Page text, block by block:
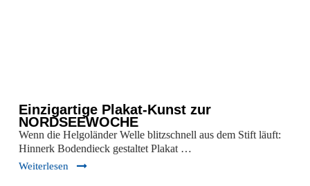
Einzigartige Plakat-Kunst zur
NORDSEEWOCHE
Wenn die Helgoländer Welle blitzschnell aus dem Stift läuft:
Hinnerk Bodendieck gestaltet Plakat …
Weiterlesen